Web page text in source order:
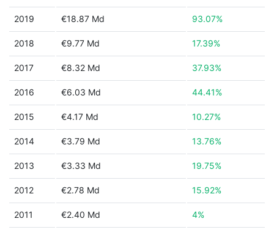
2019 €18.87 Md 93.07%
2018 €9.77 Md 17.39%
2017 €8.32 Md 37.93%
2016 €6.03 Md 44.41%
2015 €4.17 Md 10.27%
2014 €3.79 Md 13.76%
2013 €3.33 Md 19.75%
2012 €2.78 Md 15.92%
2011 €2.40 Md 4%